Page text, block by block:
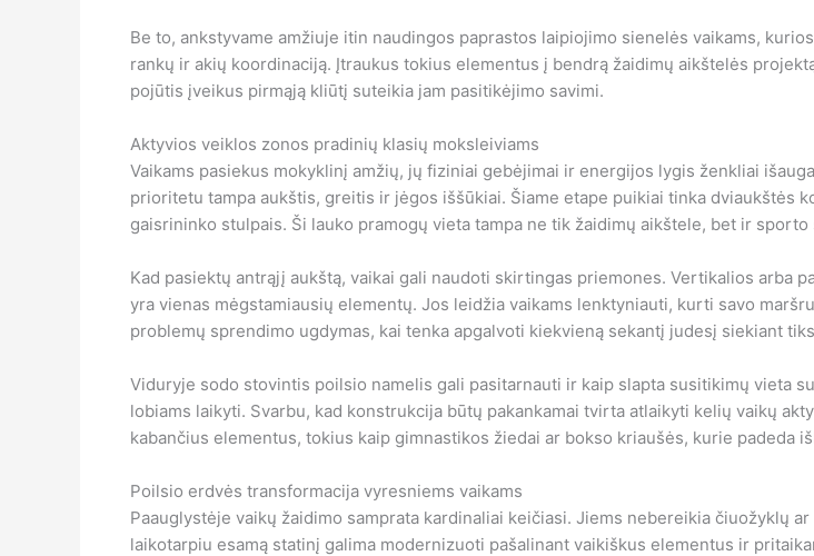
Be to, ankstyvame amžiuje itin naudingos paprastos laipiojimo sienelės vaikams,
rankų ir akių koordinaciją. Įtraukus tokius elementus į bendrą žaidimų aikštelės
pojūtis įveikus pirmąją kliūtį suteikia jam pasitikėjimo savimi.
Aktyvios veiklos zonos pradinių klasių moksleiviams
Vaikams pasiekus mokyklinį amžių, jų fiziniai gebėjimai ir energijos lygis ženkliai
prioritetu tampa aukštis, greitis ir jėgos iššūkiai. Šiame etape puikiai tinka
gaisrininko stulpais. Ši lauko pramogų vieta tampa ne tik žaidimų aikštele, bet ir
Kad pasiektų antrąjį aukštą, vaikai gali naudoti skirtingas priemones. Vertikalios arba
yra vienas mėgstamiausių elementų. Jos leidžia vaikams lenktyniauti, kurti savo
problemų sprendimo ugdymas, kai tenka apgalvoti kiekvieną sekantį judesį siekiant
Viduryje sodo stovintis poilsio namelis gali pasitarnauti ir kaip slapta susitikimų vieta
lobiams laikyti. Svarbu, kad konstrukcija būtų pakankamai tvirta atlaikyti kelių vaikų
kabančius elementus, tokius kaip gimnastikos žiedai ar bokso kriaušės, kurie padeda
Poilsio erdvės transformacija vyresniems vaikams
Paauglystėje vaikų žaidimo samprata kardinaliai keičiasi. Jiems nebereikia čiuožyklų
laikotarpiu esamą statinį galima modernizuoti pašalinant vaikiškus elementus ir